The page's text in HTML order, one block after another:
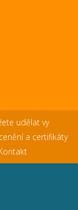
udělat vy
a certifikáty